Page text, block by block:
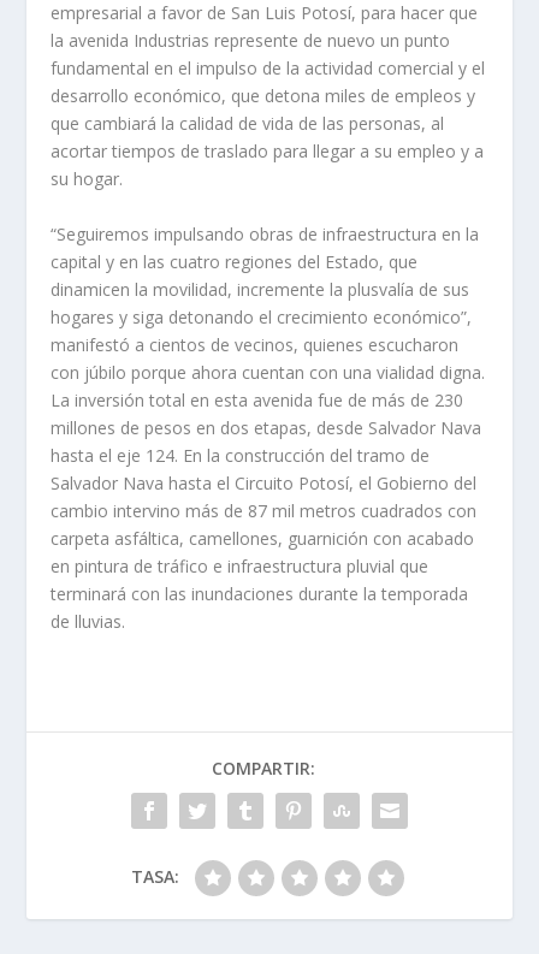
empresarial a favor de San Luis Potosí, para hacer que
la avenida Industrias represente de nuevo un punto
fundamental en el impulso de la actividad comercial y el
desarrollo económico, que detona miles de empleos y
que cambiará la calidad de vida de las personas, al
acortar tiempos de traslado para llegar a su empleo y a
su hogar.
“Seguiremos impulsando obras de infraestructura en la
capital y en las cuatro regiones del Estado, que
dinamicen la movilidad, incremente la plusvalía de sus
hogares y siga detonando el crecimiento económico”,
manifestó a cientos de vecinos, quienes escucharon
con júbilo porque ahora cuentan con una vialidad digna.
La inversión total en esta avenida fue de más de 230
millones de pesos en dos etapas, desde Salvador Nava
hasta el eje 124. En la construcción del tramo de
Salvador Nava hasta el Circuito Potosí, el Gobierno del
cambio intervino más de 87 mil metros cuadrados con
carpeta asfáltica, camellones, guarnición con acabado
en pintura de tráfico e infraestructura pluvial que
terminará con las inundaciones durante la temporada
de lluvias.
COMPARTIR:
TASA: